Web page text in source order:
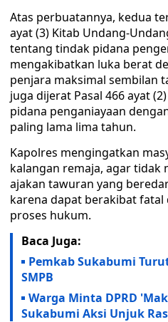
Atas perbuatannya, kedua
ayat (3) Kitab Undang-
tentang tindak pidana
mengakibatkan luka berat
penjara maksimal sembilan
juga dijerat Pasal 466 ayat
pidana penganiayaan
paling lama lima tahun.
Kapolres mengingatkan
kalangan remaja, agar tidak
ajakan tawuran yang
karena dapat berakibat
proses hukum.
Baca Juga:
Pemkab Sukabumi
SMPB
Warga Minta DPRD
Sukabumi Aksi Unjuk